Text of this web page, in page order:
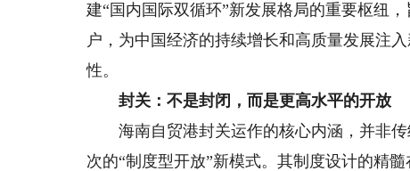
建“国内国际双循环”新发展格局的重要枢纽
户，为中国经济的持续增长和高质量发展注
性。
封关：不是封闭，而是更高水平的开放
海南自贸港封关运作的核心内涵，并非传
次的“制度型开放”新模式。其制度设计的精